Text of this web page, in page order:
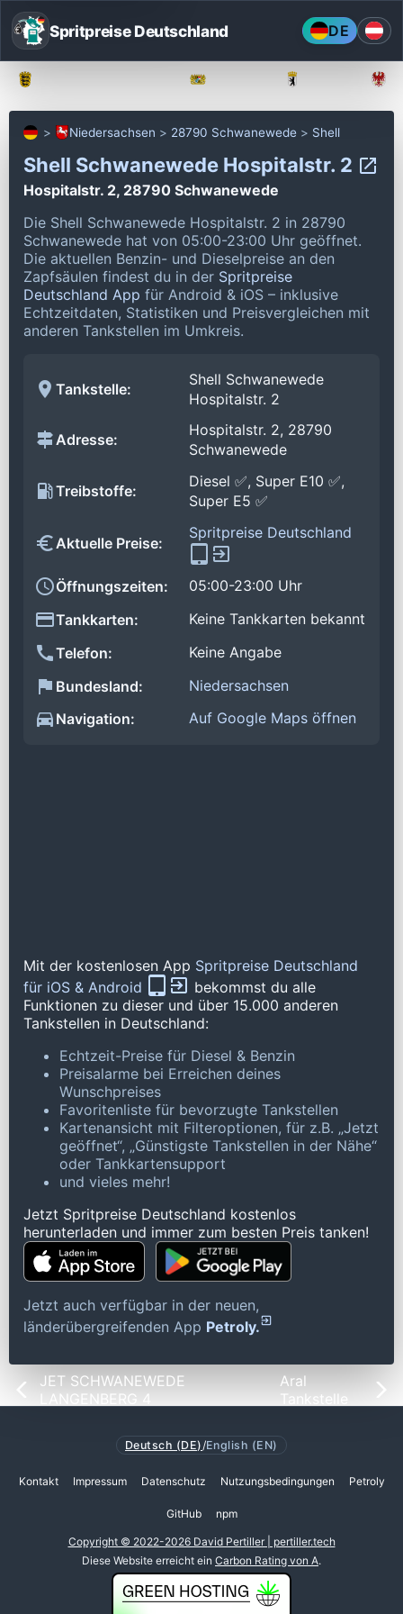
Spritpreise Deutschland DE
Niedersachsen 28790 Schwanewede Shell
Shell Schwanewede Hospitalstr. 2
Hospitalstr. 2, 28790 Schwanewede
Die Shell Schwanewede Hospitalstr. 2 in 28790
Schwanewede hat von 05:00-23:00 Uhr geöffnet.
Die aktuellen Benzin- und Dieselpreise an den
Zapfsäulen findest du in der Spritpreise
Deutschland App für Android & iOS – inklusive
Echtzeitdaten, Statistiken und Preisvergleichen mit
anderen Tankstellen im Umkreis.
Tankstelle:
Shell Schwanewede
Hospitalstr. 2
Adresse:
Hospitalstr. 2, 28790
Schwanewede
Treibstoffe:
Diesel ✅, Super E10 ✅,
Super E5 ✅
Aktuelle Preise:
Spritpreise Deutschland
Öffnungszeiten:
05:00-23:00 Uhr
Tankkarten:
Keine Tankkarten bekannt
Telefon:
Keine Angabe
Bundesland:
Niedersachsen
Navigation:
Auf Google Maps öffnen
Mit der kostenlosen App Spritpreise Deutschland
für iOS & Android
bekommst du alle
Funktionen zu dieser und über 15.000 anderen
Tankstellen in Deutschland:
Echtzeit-Preise für Diesel & Benzin
Preisalarme bei Erreichen deines
Wunschpreises
Favoritenliste für bevorzugte Tankstellen
Kartenansicht mit Filteroptionen, für z.B. „Jetzt
geöffnet“, „Günstigste Tankstellen in der Nähe“
oder Tankkartensupport
und vieles mehr!
Jetzt Spritpreise Deutschland kostenlos
herunterladen und immer zum besten Preis tanken!
Jetzt auch verfügbar in der neuen,
länderübergreifenden App Petroly.
JET SCHWANEWEDE
LANGENBERG 4
Aral
Tankstelle
Deutsch (DE) /English (EN)
Kontakt Impressum Datenschutz Nutzungsbedingungen Petroly
GitHub npm
Copyright © 2022-2026 David Pertiller | pertiller.tech
Diese Website erreicht ein Carbon Rating von A.